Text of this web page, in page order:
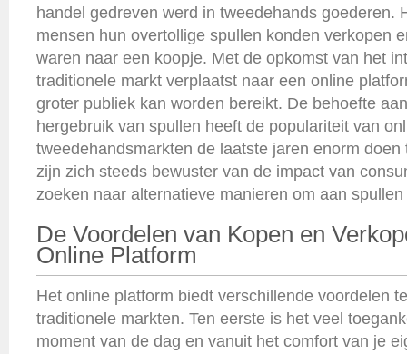
handel gedreven werd in tweedehands goederen.
mensen hun overtollige spullen konden verkopen
waren naar een koopje. Met de opkomst van het
traditionele markt verplaatst naar een online
groter publiek kan worden bereikt. De behoefte
hergebruik van spullen heeft de populariteit van
tweedehandsmarkten de laatste jaren enorm doen
zijn zich steeds bewuster van de impact van
zoeken naar alternatieve manieren om aan
De Voordelen van Kopen en
Online Platform
Het online platform biedt verschillende voordelen
traditionele markten. Ten eerste is het veel
moment van de dag en vanuit het comfort van je